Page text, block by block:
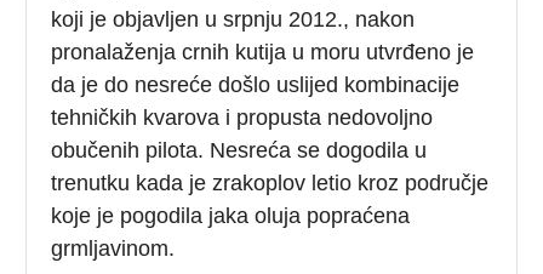
koji je objavljen u srpnju 2012., nakon
pronalaženja crnih kutija u moru utvrđeno je
da je do nesreće došlo uslijed kombinacije
tehničkih kvarova i propusta nedovoljno
obučenih pilota. Nesreća se dogodila u
trenutku kada je zrakoplov letio kroz područje
koje je pogodila jaka oluja popraćena
grmljavinom.